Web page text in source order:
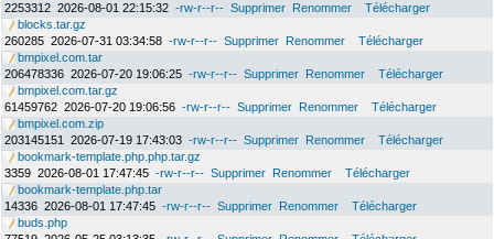
2253312 2026-08-01 22:15:32 -rw-r--r-- Supprimer Renommer
Télécharger
blocks.tar.gz
260285 2026-07-31 03:34:58 -rw-r--r-- Supprimer Renommer
Télécharger
bmpixel.com.tar
206478336 2026-07-20 19:06:25 -rw-r--r-- Supprimer Renommer
Télécharger
bmpixel.com.tar.gz
61459762 2026-07-20 19:06:56 -rw-r--r-- Supprimer Renommer
Télécharger
bmpixel.com.zip
203145151
2026-07-19 17:43:03 -rw-r--r-- Supprimer Renommer
Télécharger
bookmark-template.php.php.tar.gz
3359 2026-08-01 17:47:45 -rw-r--r-- Supprimer Renommer
Télécharger
bookmark-template.php.tar
14336 2026-08-01 17:47:45 -rw-r--r-- Supprimer Renommer
Télécharger
buds.php